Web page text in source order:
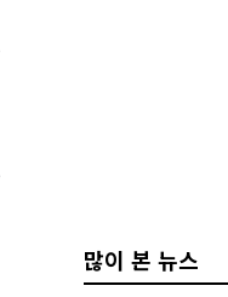
많이 본 뉴스